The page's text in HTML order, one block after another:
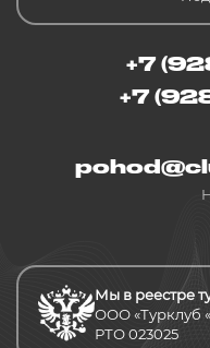
+7
+7
Мы в реестре
ООО «Турклуб
РТО 023025